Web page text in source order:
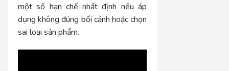
một số hạn chế nhất định nếu áp
dụng không đúng bối cảnh hoặc chọn
sai loại sản phẩm.